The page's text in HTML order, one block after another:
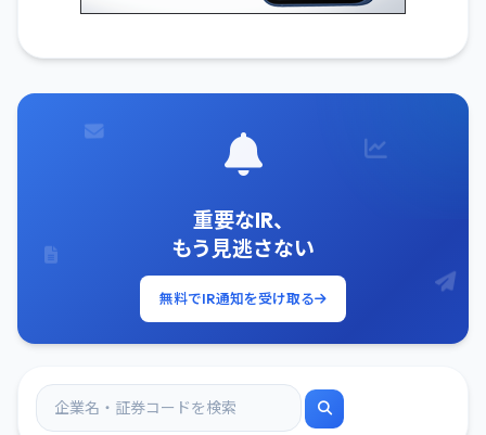
重要なIR、
もう見逃さない
無料でIR通知を受け取る